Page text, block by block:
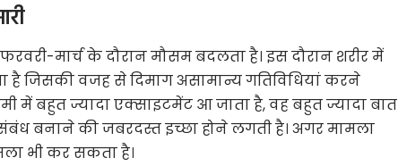
मार्च के दौरान मौसम बदलता है। इस दौरान शरीर में
है जिसकी वजह से दिमाग असामान्य गतिविधियां करने
में बहुत ज्यादा एक्साइटमेंट आ जाता है, वह बहुत ज्यादा बात
बनाने की जबरदस्त इच्छा होने लगती है। अगर मामला
भी कर सकता है।